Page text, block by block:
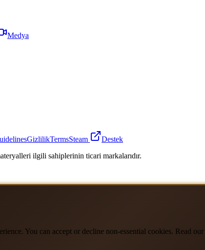
Medya
GizlilikTermsSteam
Destek
ilgili sahiplerinin ticari markalarıdır.
You can accept or decline non-essential cookies. Read our